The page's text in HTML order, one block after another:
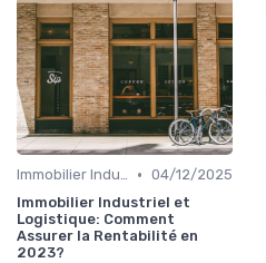
Immobilier Industriel et Logistique • 04/12/2025
Immobilier Industriel et
Logistique: Comment
Assurer la Rentabilité en
2023?